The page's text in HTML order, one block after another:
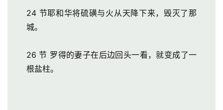
24 节耶和华将硫磺与火从天降下来，毁灭了那
城。
26 节 罗得的妻子在后边回头一看，就变成了一
根盐柱。